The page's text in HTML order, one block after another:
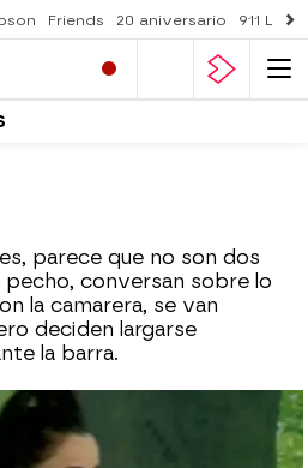
Friends 20 aniversario 911
parece que no son dos
conversan sobre lo
la camarera, se van
deciden largarse
la barra.